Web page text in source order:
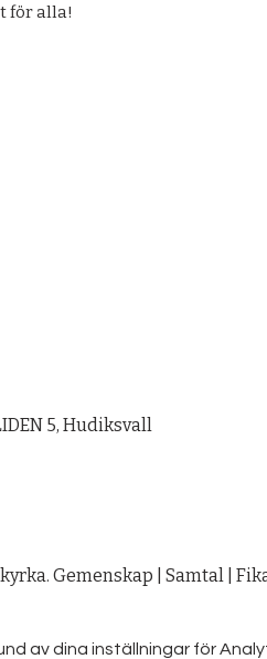
för alla!
5, Hudiksvall
Gemenskap | Samtal |
av dina inställningar för